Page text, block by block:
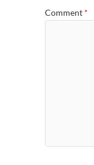
Comment *